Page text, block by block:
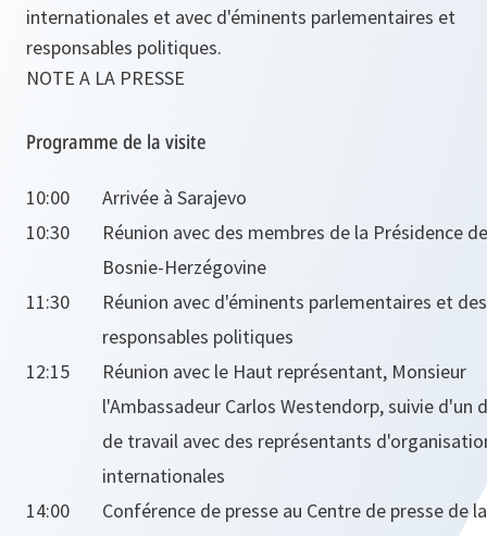
internationales et avec d'éminents parlementaires et
responsables politiques.
NOTE A LA PRESSE
Programme de la visite
10:00
Arrivée à Sarajevo
10:30
Réunion avec des membres de la Présidence de
Bosnie-Herzégovine
11:30
Réunion avec d'éminents parlementaires et des
responsables politiques
12:15
Réunion avec le Haut représentant, Monsieur
l'Ambassadeur Carlos Westendorp, suivie d'un
de travail avec des représentants
internationales
14:00
Conférence de presse au Centre de presse de la